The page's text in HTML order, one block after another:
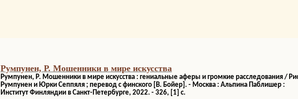
Румпунен, Р. Мошенники в мире искусства
Румпунен, Р. Мошенники в мире искусства : гениальные аферы и громкие расследования /
Румпунен и Юрки Сеппяля ; перевод с финского [В. Бойер]. - Москва : Альпина Паблишер :
Институт Финляндии в Санкт-Петербурге, 2022. - 326, [1] с.